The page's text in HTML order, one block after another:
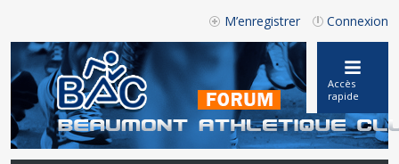
Connexion
M’enregistrer
Accès
rapide